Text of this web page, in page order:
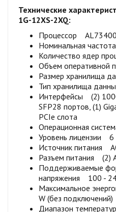
Технические
1G-12XS-2XQ:
Процессор
Номинальная
Количество ядер
Объем оперативной
Размер хранилища
Тип хранилища
Интерфейсы (2)
SFP28 портов, (1)
PCIe слота
Операционная
Уровень лицензии 6
Источник питания
Разъем питания (2)
Поддерживаемые
напряжения 100 -
Максимальное
W (без подключений)
Диапазон